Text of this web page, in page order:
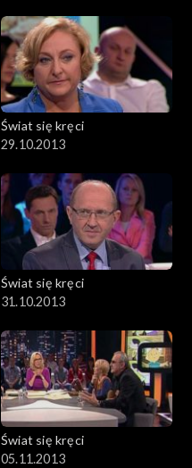
Świat się kręci
29.10.2013
Świat się kręci
31.10.2013
Świat się kręci
05.11.2013